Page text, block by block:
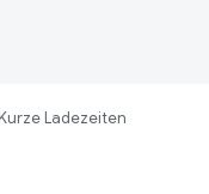
Kurze Ladezeiten